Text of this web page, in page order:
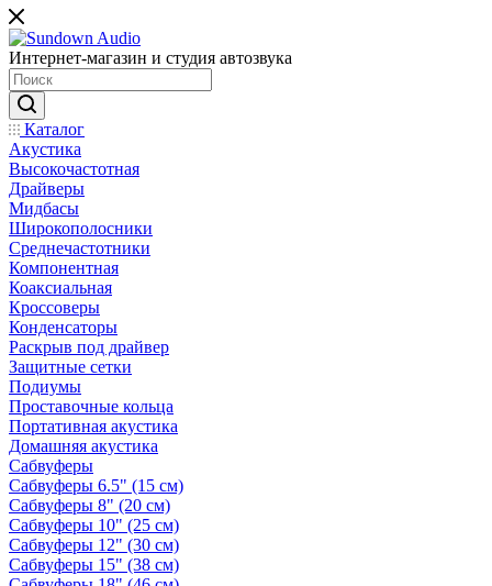
Интернет-магазин и студия автозвука
Каталог
Акустика
Высокочастотная
Драйверы
Мидбасы
Широкополосники
Среднечастотники
Компонентная
Коаксиальная
Кроссоверы
Конденсаторы
Раскрыв под драйвер
Защитные сетки
Подиумы
Проставочные кольца
Портативная акустика
Домашняя акустика
Сабвуферы
Сабвуферы 6.5" (15 см)
Сабвуферы 8" (20 см)
Сабвуферы 10" (25 см)
Сабвуферы 12" (30 см)
Сабвуферы 15" (38 см)